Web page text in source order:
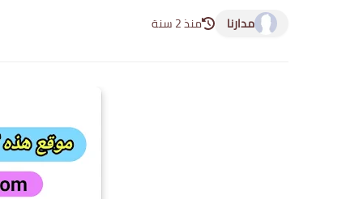
مدارنا منذ 2 سنة